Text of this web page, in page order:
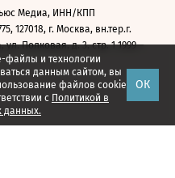
файлы и технологии
данным сайтом, вы
файлов cookie
с Политикой в
данных.
ОК
Медиа, ИНН/КПП
127018, г. Москва, вн.тер.г.
Полковая, д. 3, стр. 1 1999—